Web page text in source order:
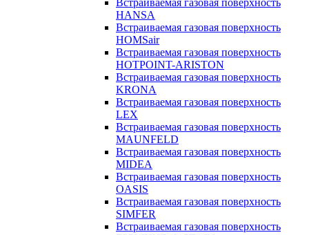
Встраиваемая газовая поверхность
HANSA
Встраиваемая газовая поверхность
HOMSair
Встраиваемая газовая поверхность
HOTPOINT-ARISTON
Встраиваемая газовая поверхность
KRONA
Встраиваемая газовая поверхность
LEX
Встраиваемая газовая поверхность
MAUNFELD
Встраиваемая газовая поверхность
MIDEA
Встраиваемая газовая поверхность
OASIS
Встраиваемая газовая поверхность
SIMFER
Встраиваемая газовая поверхность